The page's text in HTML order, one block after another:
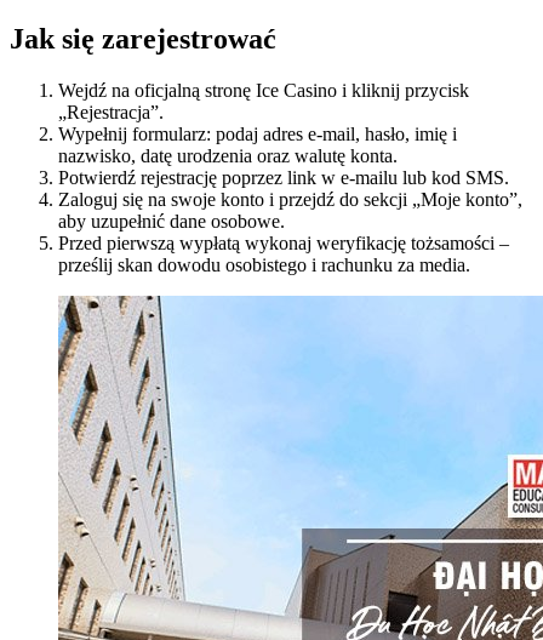
Jak się zarejestrować
Wejdź na oficjalną stronę Ice Casino i kliknij przycisk
„Rejestracja”.
Wypełnij formularz: podaj adres e-mail, hasło, imię i
nazwisko, datę urodzenia oraz walutę konta.
Potwierdź rejestrację poprzez link w e-mailu lub kod SMS.
Zaloguj się na swoje konto i przejdź do sekcji „Moje konto”,
aby uzupełnić dane osobowe.
Przed pierwszą wypłatą wykonaj weryfikację tożsamości –
prześlij skan dowodu osobistego i rachunku za media.